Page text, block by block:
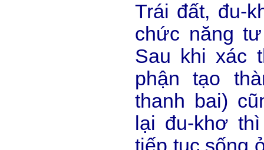
Trái đất, đu-
chức năng
Sau khi xác
phận tạo
thanh bai)
lại đu-khơ
tiếp tục sống